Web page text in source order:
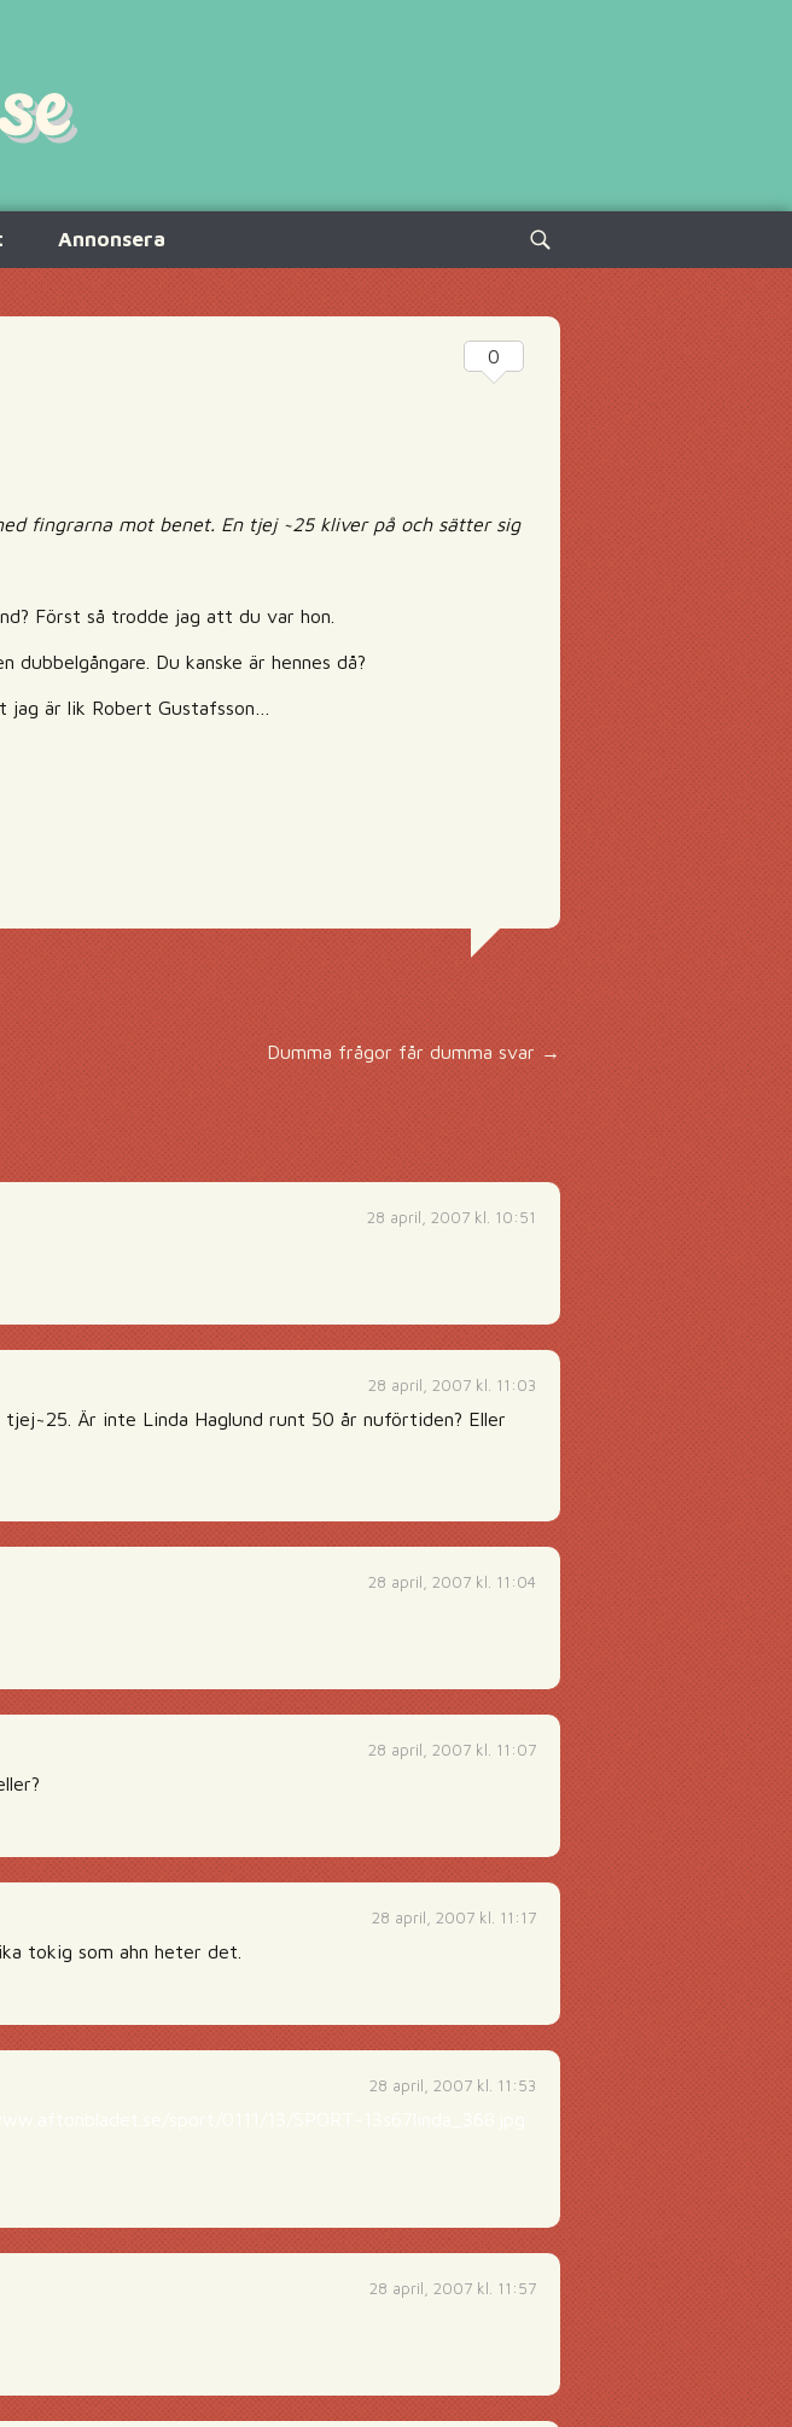
Annonsera
Sök
efter:
fingrarna mot benet. En tjej ~25 kliver på och sätter sig
Först så trodde jag att du var hon.
Du kanske är hennes då?
är lik Robert Gustafsson…
0
Dumma frågor får dumma svar→
28 april, 2007 kl. 10:51
28 april, 2007 kl. 11:03
Är inte Linda Haglund runt 50 år nuförtiden? Eller
28 april, 2007 kl. 11:04
28 april, 2007 kl. 11:07
28 april, 2007 kl. 11:17
tokig som ahn heter det.
28 april, 2007 kl. 11:53
28 april, 2007 kl. 11:57